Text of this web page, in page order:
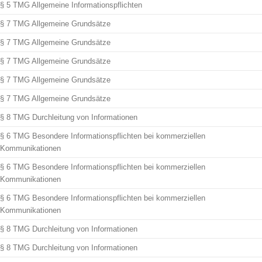
§ 5 TMG Allgemeine Informationspflichten
§ 7 TMG Allgemeine Grundsätze
§ 7 TMG Allgemeine Grundsätze
§ 7 TMG Allgemeine Grundsätze
§ 7 TMG Allgemeine Grundsätze
§ 7 TMG Allgemeine Grundsätze
§ 8 TMG Durchleitung von Informationen
§ 6 TMG Besondere Informationspflichten bei kommerziellen
Kommunikationen
§ 6 TMG Besondere Informationspflichten bei kommerziellen
Kommunikationen
§ 6 TMG Besondere Informationspflichten bei kommerziellen
Kommunikationen
§ 8 TMG Durchleitung von Informationen
§ 8 TMG Durchleitung von Informationen